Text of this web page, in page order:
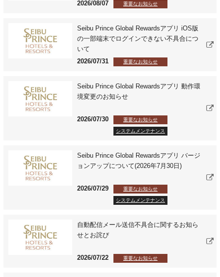
2026/08/07
重要なお知らせ
Seibu Prince Global Rewardsアプリ iOS版
の一部端末でログインできない不具合につ
いて
2026/07/31
重要なお知らせ
Seibu Prince Global Rewardsアプリ 動作環
境変更のお知らせ
2026/07/30 重要なお知らせ
システムメンテナンス
Seibu Prince Global Rewardsアプリ バージ
ョンアップについて(2026年7月30日)
2026/07/29 重要なお知らせ
システムメンテナンス
自動配信メール送信不具合に関するお知ら
せとお詫び
2026/07/22 重要なお知らせ